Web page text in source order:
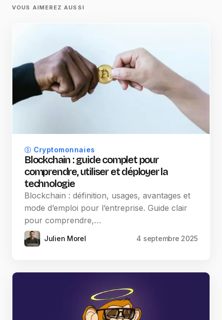
VOUS AIMEREZ AUSSI
Cryptomonnaies
Blockchain : guide complet pour
comprendre, utiliser et déployer la
technologie
Blockchain : définition, usages, avantages et
mode d’emploi pour l’entreprise. Guide clair
pour comprendre,…
Julien Morel 4 septembre 2025